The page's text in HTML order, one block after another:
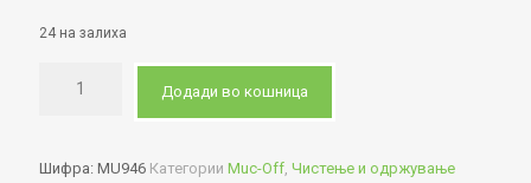
24 на залиха
Додади во кошница
Шифра: MU946 Категории Muc-Off, Чистење и одржување